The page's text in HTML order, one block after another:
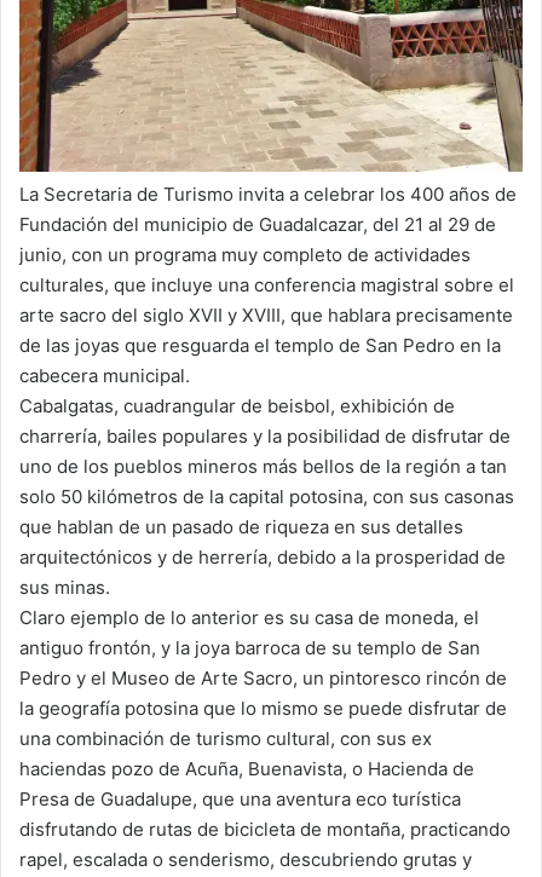
La Secretaria de Turismo invita a celebrar los 400 años de
Fundación del municipio de Guadalcazar, del 21 al 29 de
junio, con un programa muy completo de actividades
culturales, que incluye una conferencia magistral sobre el
arte sacro del siglo XVII y XVIII, que hablara precisamente
de las joyas que resguarda el templo de San Pedro en la
cabecera municipal.
Cabalgatas, cuadrangular de beisbol, exhibición de
charrería, bailes populares y la posibilidad de disfrutar de
uno de los pueblos mineros más bellos de la región a tan
solo 50 kilómetros de la capital potosina, con sus casonas
que hablan de un pasado de riqueza en sus detalles
arquitectónicos y de herrería, debido a la prosperidad de
sus minas.
Claro ejemplo de lo anterior es su casa de moneda, el
antiguo frontón, y la joya barroca de su templo de San
Pedro y el Museo de Arte Sacro, un pintoresco rincón de
la geografía potosina que lo mismo se puede disfrutar de
una combinación de turismo cultural, con sus ex
haciendas pozo de Acuña, Buenavista, o Hacienda de
Presa de Guadalupe, que una aventura eco turística
disfrutando de rutas de bicicleta de montaña, practicando
rapel, escalada o senderismo, descubriendo grutas y